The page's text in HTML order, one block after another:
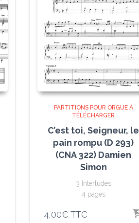
PARTITIONS POUR ORGUE À
TÉLÉCHARGER
C’est toi, Seigneur, le
pain rompu (D 293)
(CNA 322) Damien
Simon
3 Interludes
4 pages
4,00€ TTC